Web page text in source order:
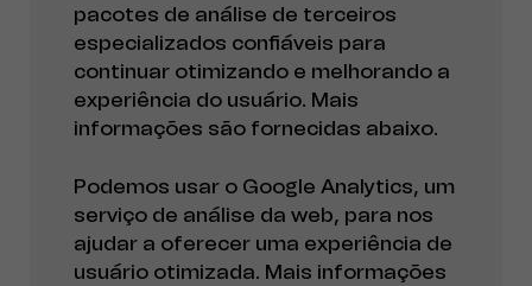
pacotes de análise de terceiros
especializados confiáveis para
continuar otimizando e melhorando a
experiência do usuário. Mais
informações são fornecidas abaixo.
Podemos usar o Google Analytics, um
serviço de análise da web, para nos
ajudar a oferecer uma experiência de
usuário otimizada. Mais informações